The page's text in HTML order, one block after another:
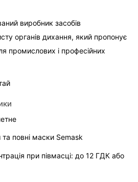
виробник засобів
органів дихання, який пропонує
промислових і професійних
та повні маски Semask
при півмасці: до 12 ГДК або